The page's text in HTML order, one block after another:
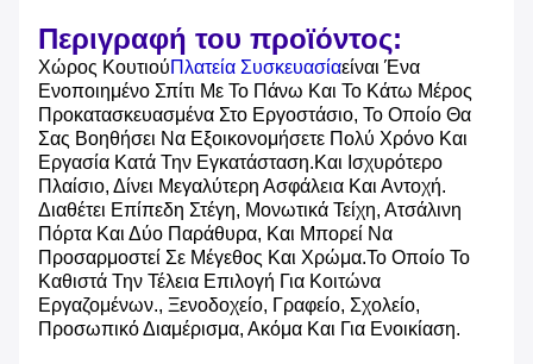
Περιγραφή του προϊόντος:
Χώρος Κουτιού Πλατεία ΣυσκευασίαΕίναι Ένα
Ενοποιημένο Σπίτι Με Το Πάνω Και Το Κάτω Μέρος
Προκατασκευασμένα Στο Εργοστάσιο, Το Οποίο Θα
Σας Βοηθήσει Να Εξοικονομήσετε Πολύ Χρόνο Και
Εργασία Κατά Την Εγκατάσταση.και Ισχυρότερο
Πλαίσιο, Δίνει Μεγαλύτερη Ασφάλεια Και Αντοχή.
Διαθέτει Επίπεδη Στέγη, Μονωτικά Τείχη, Ατσάλινη
Πόρτα Και Δύο Παράθυρα, Και Μπορεί Να
Προσαρμοστεί Σε Μέγεθος Και Χρώμα.Το Οποίο Το
Καθιστά Την Τέλεια Επιλογή Για Κοιτώνα
Εργαζομένων., Ξενοδοχείο, Γραφείο, Σχολείο,
Προσωπικό Διαμέρισμα, Ακόμα Και Για Ενοικίαση.